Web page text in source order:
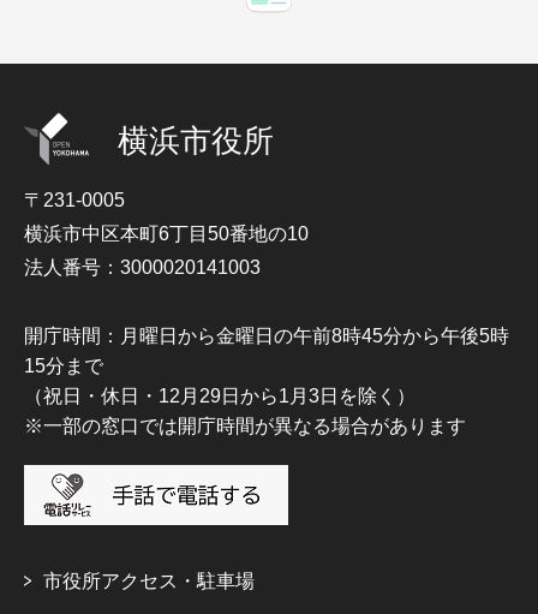
横浜市役所
〒231-0005
横浜市中区本町6丁目50番地の10
法人番号：3000020141003
開庁時間：月曜日から金曜日の午前8時45分から午後5時
15分まで
（祝日・休日・12月29日から1月3日を除く）
※一部の窓口では開庁時間が異なる場合があります
市役所アクセス・駐車場